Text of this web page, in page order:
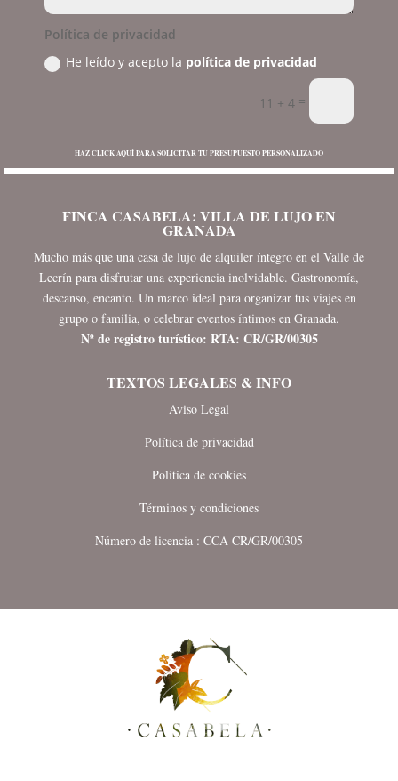
Política de privacidad
He leído y acepto la política de privacidad
11 + 4 =
HAZ CLICK AQUÍ PARA SOLICITAR TU PRESUPUESTO PERSONALIZADO
FINCA CASABELA: VILLA DE LUJO EN
GRANADA
Mucho más que una casa de lujo de alquiler íntegro en el Valle de
Lecrín para disfrutar una experiencia inolvidable. Gastronomía,
descanso, encanto. Un marco ideal para organizar tus viajes en
grupo o familia, o celebrar eventos íntimos en Granada.
Nº de registro turístico: RTA: CR/GR/00305
TEXTOS LEGALES & INFO
Aviso Legal
Política de privacidad
Política de cookies
Términos y condiciones
Número de licencia : CCA CR/GR/00305